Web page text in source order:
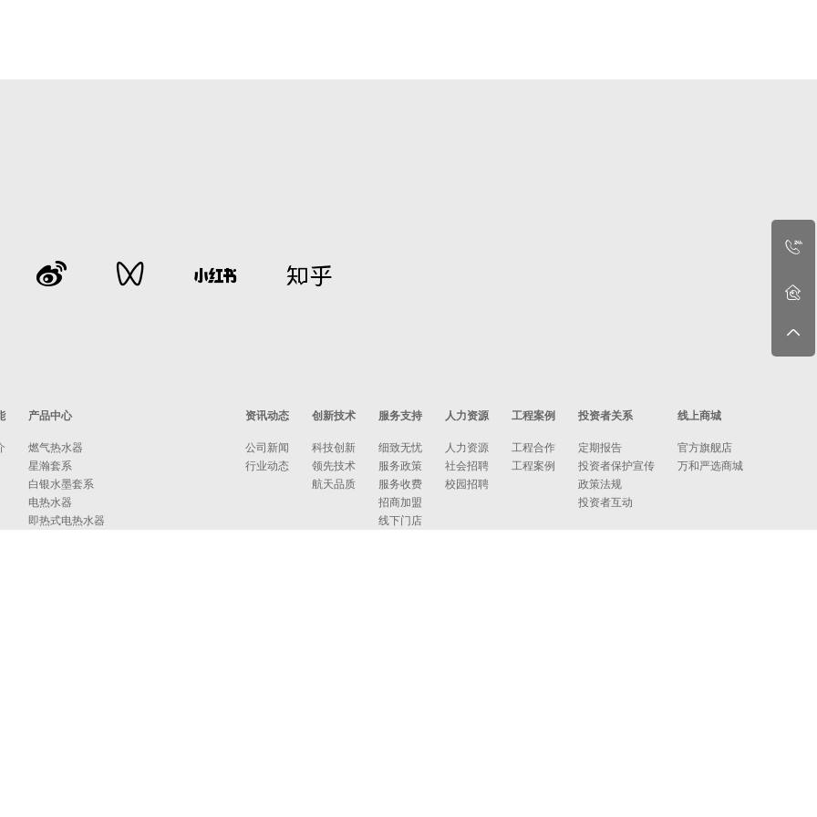
产品中心
燃气热水器
星瀚套系
白银水墨套系
电热水器
即热式电热水器
资讯动态
公司新闻
行业动态
创新技术
科技创新
领先技术
航天品质
服务支持
细致无忧
服务政策
服务收费
招商加盟
线下门店
人力资源
人力资源
社会招聘
校园招聘
工程案例
工程合作
工程案例
投资者关系
定期报告
投资者保护宣传
政策法规
投资者互动
线上商城
官方旗舰店
万和严选商城